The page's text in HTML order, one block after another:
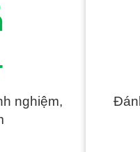
thông cống tia nước
công trình để lựa chọn
kiệm vừa yên tâm về
nghiệm,